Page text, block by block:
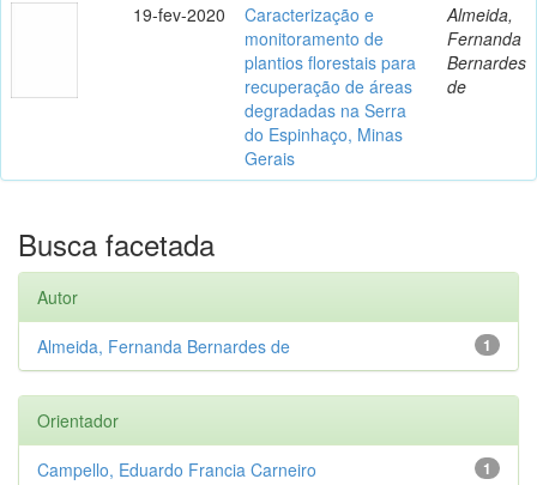
19-fev-2020
Caracterização e
monitoramento de
plantios florestais para
recuperação de áreas
degradadas na Serra
do Espinhaço, Minas
Gerais
Almeida,
Fernanda
Bernardes
de
Busca facetada
Autor
1
Almeida, Fernanda Bernardes de
Orientador
1
Campello, Eduardo Francia Carneiro